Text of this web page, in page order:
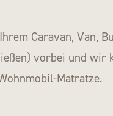
Caravan, Van,
vorbei und wir
Matratze.